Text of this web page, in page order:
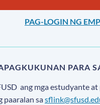
PAG-LOGIN NG
PARA
ang mga estudyante
paaralan sa